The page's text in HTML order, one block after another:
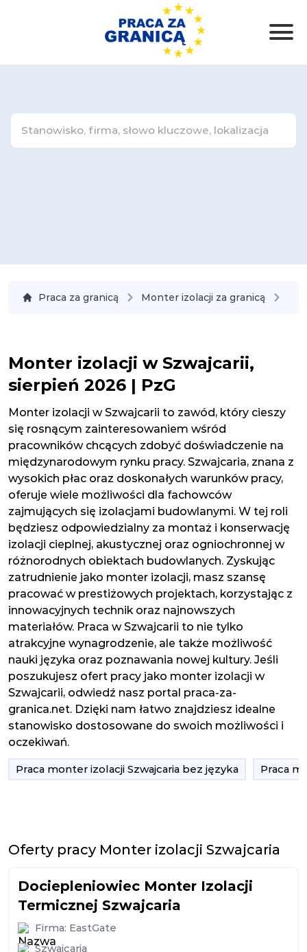
Praca za granicą Monter izolacji za granicą
Monter izolacji w Szwajcarii,
sierpień 2026 | PzG
Monter izolacji w Szwajcarii to zawód, który cieszy
się rosnącym zainteresowaniem wśród
pracowników chcących zdobyć doświadczenie na
międzynarodowym rynku pracy. Szwajcaria, znana z
wysokich płac oraz doskonałych warunków pracy,
oferuje wiele możliwości dla fachowców
zajmujących się izolacjami budowlanymi. W tej roli
będziesz odpowiedzialny za montaż i konserwację
izolacji cieplnej, akustycznej oraz ogniochronnej w
różnorodnych obiektach budowlanych. Zyskując
zatrudnienie jako monter izolacji, masz szansę
pracować w prestiżowych projektach, korzystając z
innowacyjnych technik oraz najnowszych
materiałów. Praca w Szwajcarii to nie tylko
atrakcyjne wynagrodzenie, ale także możliwość
nauki języka oraz poznawania nowej kultury. Jeśli
poszukujesz ofert pracy jako monter izolacji w
Szwajcarii, odwiedź nasz portal praca-za-
granica.net. Dzięki nam łatwo znajdziesz idealne
stanowisko dostosowane do swoich możliwości i
oczekiwań.
Praca monter izolacji Szwajcaria bez języka Praca
Oferty pracy Monter izolacji Szwajcaria
Dociepleniowiec Monter Izolacji
Termicznej Szwajcaria
Firma: EastGate
Szwajcaria